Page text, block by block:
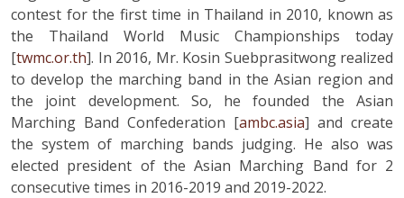
contest for the first time in Thailand in 2010, known as
the Thailand World Music Championships today
[twmc.or.th]. In 2016, Mr. Kosin Suebprasitwong realized
to develop the marching band in the Asian region and
the joint development. So, he founded the Asian
Marching Band Confederation [ambc.asia] and create
the system of marching bands judging. He also was
elected president of the Asian Marching Band for 2
consecutive times in 2016-2019 and 2019-2022.